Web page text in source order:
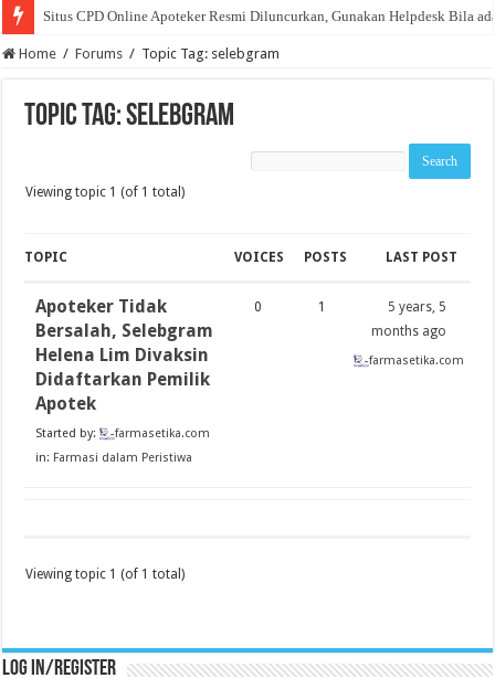
Situs CPD Online Apoteker Resmi Diluncurkan, Gunakan Helpdesk Bila
Home / Forums / Topic Tag: selebgram
Topic Tag: selebgram
Viewing topic 1 (of 1 total)
TOPIC VOICES POSTS LAST POST
Apoteker Tidak
Bersalah, Selebgram
Helena Lim Divaksin
Didaftarkan Pemilik
Apotek
Started by:
farmasetika.com
in: Farmasi dalam Peristiwa
0 1
5 years, 5
months ago
farmasetika.com
Viewing topic 1 (of 1 total)
Log in/register